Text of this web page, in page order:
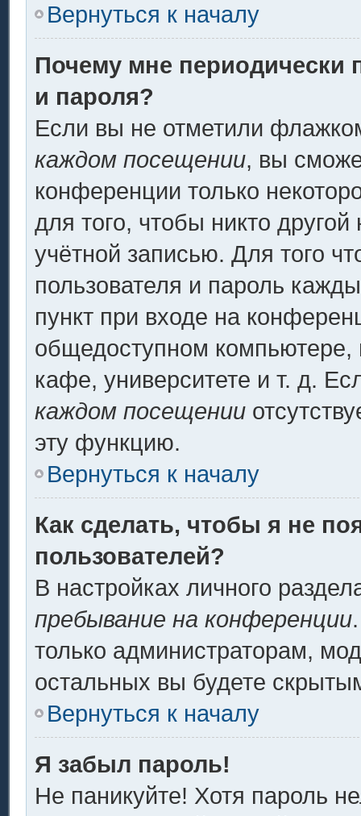
Вернуться к началу
Почему мне периодически
и пароля?
Если вы не отметили
каждом посещении, вы
конференции только
для того, чтобы никто
учётной записью. Для того
пользователя и пароль
пункт при входе на
общедоступном компьютере,
кафе, университете и т. д.
каждом посещении
эту функцию.
Вернуться к началу
Как сделать, чтобы я не
пользователей?
В настройках личного
пребывание на конференции
только администраторам,
остальных вы будете
Вернуться к началу
Я забыл пароль!
Не паникуйте! Хотя пароль